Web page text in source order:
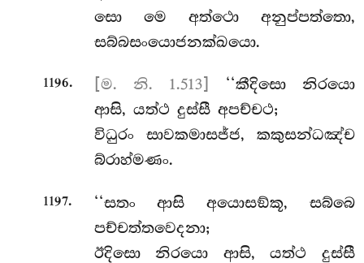
සො මෙ අත්ථො අනුප්පත්තො,
සබ්බසංයොජනක්ඛයො.
1196. [ම. නි. 1.513]
‘‘කීදිසො නිරයො
ආසි, යත්ථ දුස්සී අපච්චථ;
විධුරං සාවකමාසජ්ජ, කකුසන්ධඤ්ච
බ්රාහ්මණං.
1197.
‘‘සතං ආසි අයොසඞ්කූ, සබ්බෙ
පච්චත්තවෙදනා;
ඊදිසො නිරයො ආසි, යත්ථ දුස්සී